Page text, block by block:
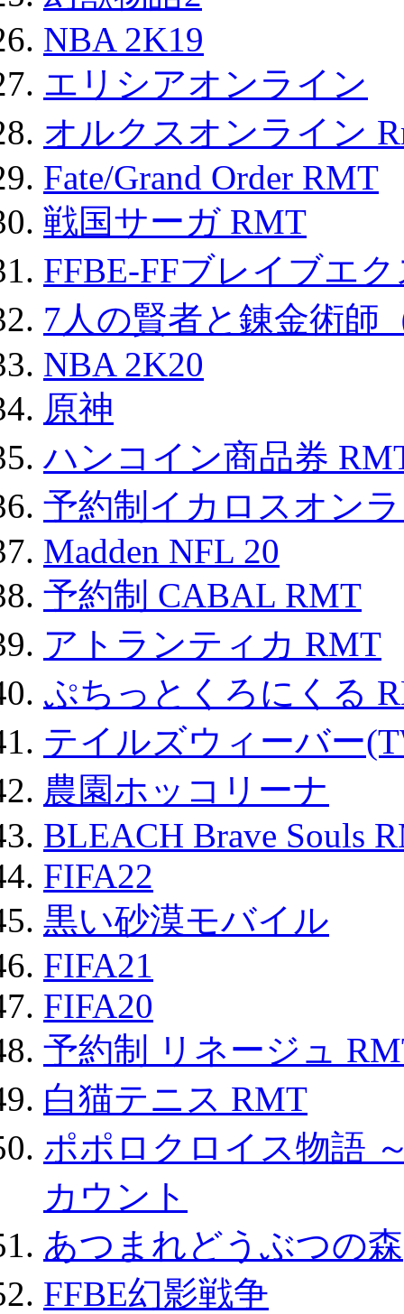
NBA 2K19
エリシアオンライン
オルクスオンライン
Fate/Grand Order RMT
戦国サーガ RMT
FFBE-FFブレイブエ
7人の賢者と錬金術師
NBA 2K20
原神
ハンコイン商品券
予約制イカロスオン
Madden NFL 20
予約制 CABAL RMT
アトランティカ RMT
ぷちっとくろにくる
テイルズウィーバー
農園ホッコリーナ
BLEACH Brave Souls
FIFA22
黒い砂漠モバイル
FIFA21
FIFA20
予約制 リネージュ
白猫テニス RMT
ポポロクロイス物語
カウント
あつまれどうぶつの森
FFBE幻影戦争